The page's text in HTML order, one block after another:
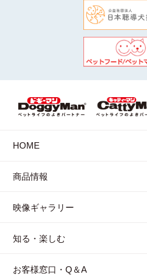
HOME
商品情報
映像ギャラリー
知る・楽しむ
お客様窓口・Q＆A